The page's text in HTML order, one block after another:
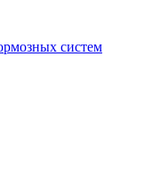
систем